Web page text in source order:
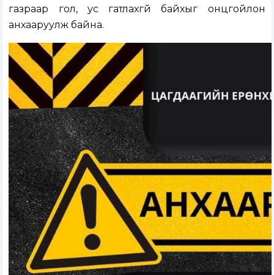
газраар гол, ус гатлахгүй байхыг онцгойлон
анхааруулж байна.